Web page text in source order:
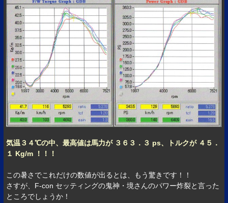
気温３４℃の中、最高値は馬力が ３６３．３ ps、トルクが ４５．
１ Kg/m ！！！
この暑さでこれだけの数値が出るとは、もう驚きです！！
さすが、F-con セッティングの鬼神・境さんのパワー炸裂と言った
ところでしょうか！